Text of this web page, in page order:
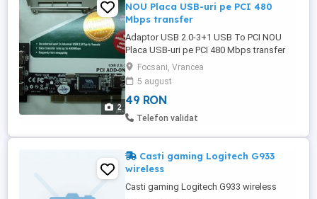
2
NOU Placa USB-uri pe PCI 480
Mbps transfer
Adaptor USB 2.0-3+1 USB To PCI NOU
Placa USB-uri pe PCI 480 Mbps transfer
Poze reale Pret: 49 Lei Tel: 0766 501 660
Focsani, Vrancea
5 august
49 RON
Telefon validat
Casti gaming Logitech G933
wireless
Casti gaming Logitech G933 wireless